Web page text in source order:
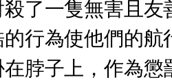
了一隻無害且
行為使他們的
脖子上，作為懲